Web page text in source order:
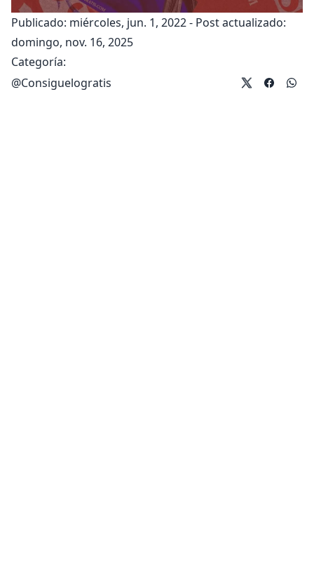
Publicado: miércoles, jun. 1, 2022- Post actualizado:
domingo, nov. 16, 2025
Categoría:
@Consiguelogratis